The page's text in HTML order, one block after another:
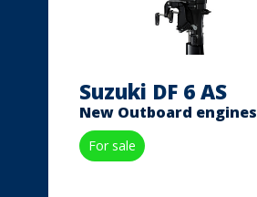
Suzuki DF 6 AS
New Outboard engines
For sale